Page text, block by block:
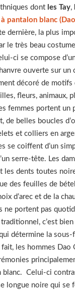
dont les Tay,
à pantalon blanc
dernière, la plus
le très beau
ci se compose
ouverte sur un
décoré de motifs
fleurs, animaux,
femmes portent un
de belles boucles
et colliers en
se coiffent d’un
serre-tête. Les
les dents toutes
des feuilles de
d’arec et de la
ne portent pas
c’est
détermine la sous-
fait, les hommes Dao
blanc. Celui-ci
longue noire qui se